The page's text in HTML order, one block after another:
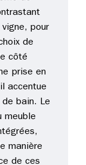
pour
de
côté
prise en
accentue
bain. Le
meuble
manière
de ces